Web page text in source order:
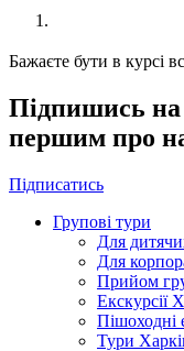
Бажаєте бути в курсі
Підпишись на
першим про
Підписатись
Групові тури
Для
Для
Прийом
Екскурсії
Пішоходні
Тури